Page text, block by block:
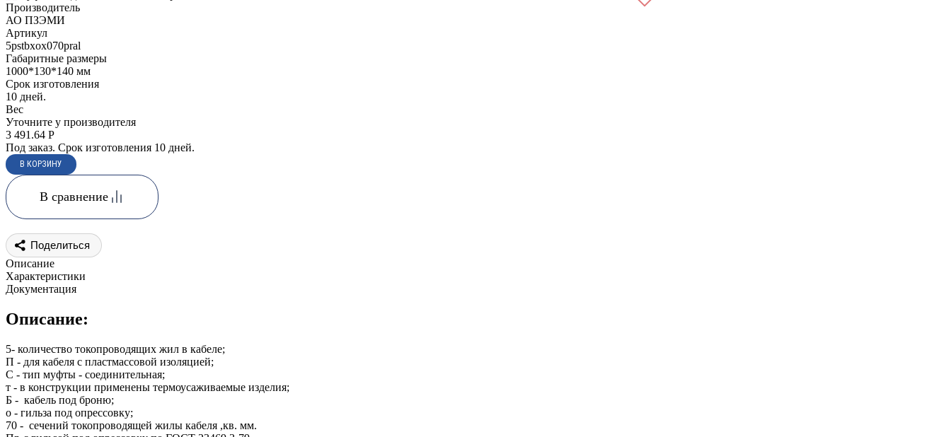
Производитель
АО ПЗЭМИ
Артикул
5pstbxox070pral
Габаритные размеры
1000*130*140 мм
Срок изготовления
10 дней.
Вес
Уточните у производителя
3 491.64 Р
Под заказ. Срок изготовления 10 дней.
В сравнение
Поделиться
Описание
Характеристики
Документация
Описание:
5- количество токопроводящих жил в кабеле;
П - для кабеля с пластмассовой изоляцией;
С - тип муфты - соединительная;
т - в конструкции применены термоусаживаемые изделия;
Б - кабель под броню;
о - гильза под опрессовку;
70 - сечений токопроводящей жилы кабеля ,кв. мм.